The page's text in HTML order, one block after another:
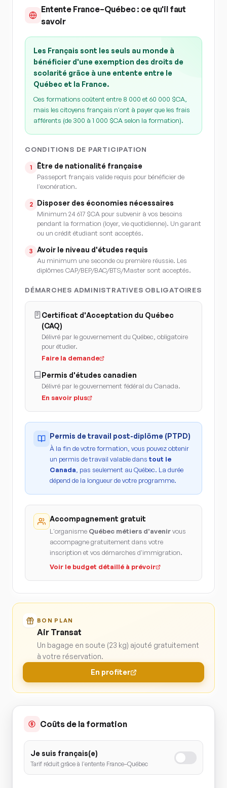
Entente France–Québec : ce qu'il faut
savoir
Les Français sont les seuls au monde à
bénéficier d'une exemption des droits de
scolarité grâce à une entente entre le
Québec et la France.
Ces formations coûtent entre 8 000 et 60 000 $CA,
mais les citoyens français n'ont à payer que les frais
afférents (de 300 à 1 000 $CA selon la formation).
CONDITIONS DE PARTICIPATION
1 Être de nationalité française
Passeport français valide requis pour bénéficier de
l'exonération.
2 Disposer des économies nécessaires
Minimum 24 617 $CA pour subvenir à vos besoins
pendant la formation (loyer, vie quotidienne). Un garant
ou un crédit étudiant sont acceptés.
3 Avoir le niveau d'études requis
Au minimum une seconde ou première réussie. Les
diplômes CAP/BEP/BAC/BTS/Master sont acceptés.
DÉMARCHES ADMINISTRATIVES OBLIGATOIRES
Certificat d'Acceptation du Québec
(CAQ)
Délivré par le gouvernement du Québec, obligatoire
pour étudier.
Faire la demande
Permis d'études canadien
Délivré par le gouvernement fédéral du Canada.
En savoir plus
Permis de travail post-diplôme (PTPD)
À la fin de votre formation, vous pouvez obtenir
un permis de travail valable dans tout le
Canada , pas seulement au Québec. La durée
dépend de la longueur de votre programme.
Accompagnement gratuit
L'organisme Québec métiers d'avenirvous
accompagne gratuitement dans votre
inscription et vos démarches d'immigration.
Voir le budget détaillé à prévoir
BON PLAN
Air Transat
Un bagage en soute (23 kg) ajouté gratuitement
à votre réservation.
En profiter
Coûts de la formation
Je suis français(e)
Tarif réduit grâce à l'entente France–Québec